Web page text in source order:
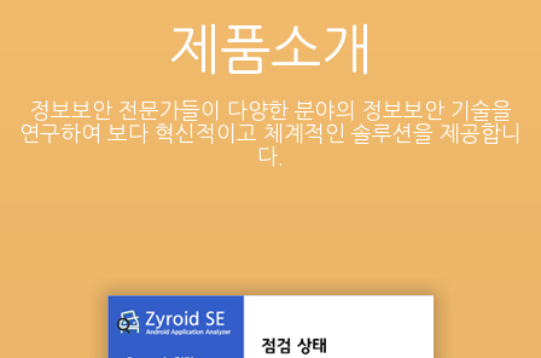
제품소개
정보보안 전문가들이 다양한 분야의 정보보안 기술을
연구하여 보다 혁신적이고 체계적인 솔루션을 제공합니
다.